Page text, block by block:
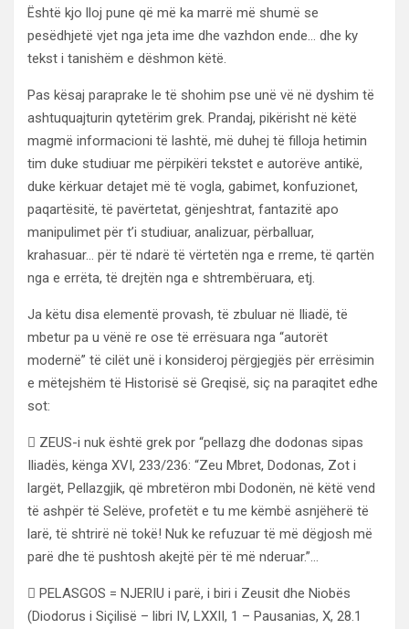
Është kjo lloj pune që më ka marrë më shumë se
pesëdhjetë vjet nga jeta ime dhe vazhdon ende… dhe ky
tekst i tanishëm e dëshmon këtë.
Pas kësaj paraprake le të shohim pse unë vë në dyshim të
ashtuquajturin qytetërim grek. Prandaj, pikërisht në këtë
magmë informacioni të lashtë, më duhej të filloja hetimin
tim duke studiuar me përpikëri tekstet e autorëve antikë,
duke kërkuar detajet më të vogla, gabimet, konfuzionet,
paqartësitë, të pavërtetat, gënjeshtrat, fantazitë apo
manipulimet për t’i studiuar, analizuar, përballuar,
krahasuar… për të ndarë të vërtetën nga e rreme, të qartën
nga e errëta, të drejtën nga e shtrembëruara, etj.
Ja këtu disa elementë provash, të zbuluar në Iliadë, të
mbetur pa u vënë re ose të errësuara nga “autorët
modernë” të cilët unë i konsideroj përgjegjës për errësimin
e mëtejshëm të Historisë së Greqisë, siç na paraqitet edhe
sot:
 ZEUS-i nuk është grek por “pellazg dhe dodonas sipas
Iliadës, kënga XVI, 233/236: “Zeu Mbret, Dodonas, Zot i
largët, Pellazgjik, që mbretëron mbi Dodonën, në këtë vend
të ashpër të Selëve, profetët e tu me këmbë asnjëherë të
larë, të shtrirë në tokë! Nuk ke refuzuar të më dëgjosh më
parë dhe të pushtosh akejtë për të më nderuar.”…
 PELASGOS = NJERIU i parë, i biri i Zeusit dhe Niobës
(Diodorus i Siçilisë – libri IV, LXXII, 1 – Pausanias, X, 28.1